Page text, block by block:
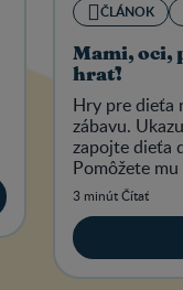
ČLÁNOK
Mami, oci,
hrať!
Hry pre dieťa
zábavu.
zapojte dieťa
Pomôžete
schopností a
3 minút Čítať